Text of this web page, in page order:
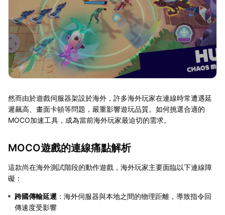
然而由於遊戲伺服器架設於海外，許多海外玩家在連線時常遭遇延
遲飆高、畫面卡頓等問題，嚴重影響遊玩品質。如何挑選合適的
MOCO加速工具，成為當前海外玩家最迫切的需求。
MOCO遊戲的連線痛點解析
這款尚在海外測試階段的動作遊戲，海外玩家主要面臨以下連線障
礙：
跨國傳輸延遲 ：海外伺服器與本地之間的物理距離，導致指令回
傳速度受影響